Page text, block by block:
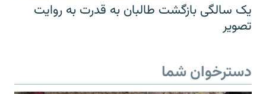
یک سالگی بازگشت طالبان به قدرت به روایت
تصویر
دسترخوان شما